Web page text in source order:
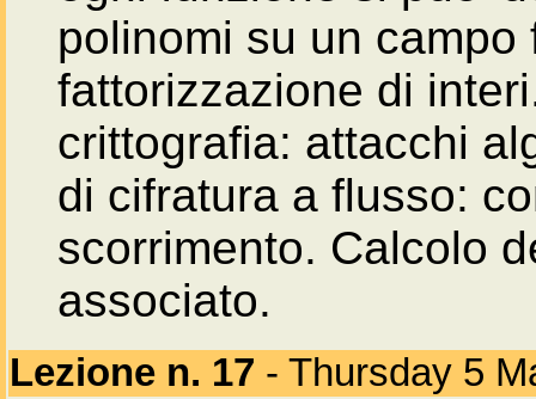
polinomi su un
fattorizzazione di
crittografia: attacchi
di cifratura a flusso:
scorrimento. Calcolo
associato.
Lezione n. 17 - Thursday 5